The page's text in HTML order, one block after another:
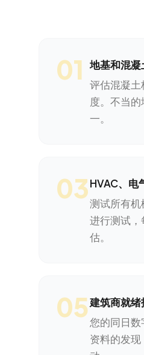
01 地基和混
评估混凝
度。不当
一。
03HVAC、电
测试所有
进行测试，
估。
05建筑商就
您的同日
资料的发